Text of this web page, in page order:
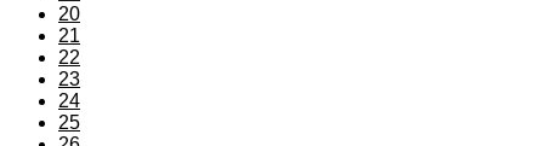
20
21
22
23
24
25